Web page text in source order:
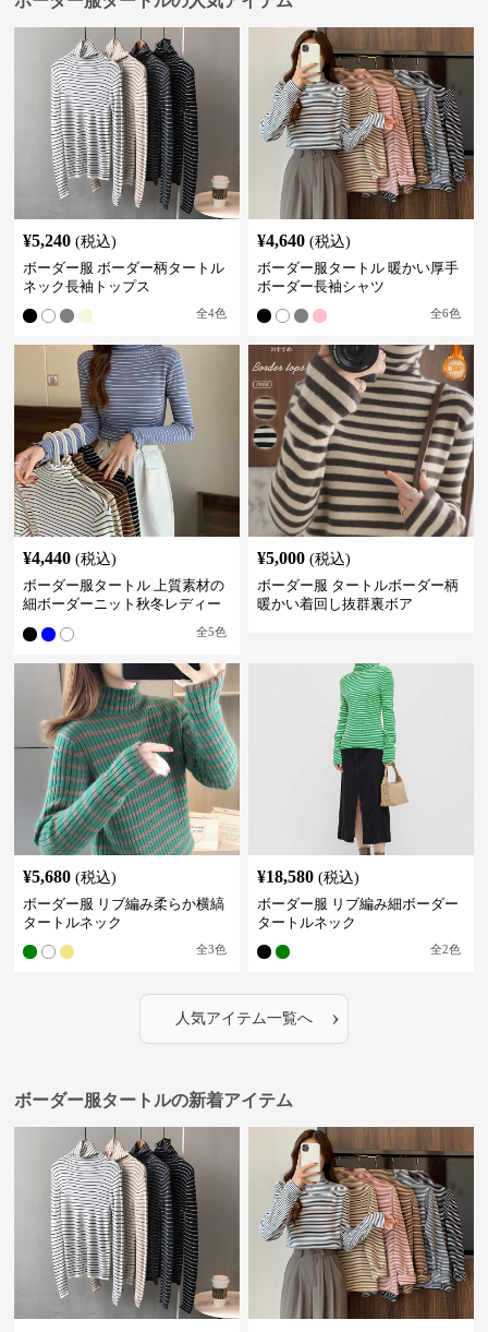
¥5,240 (税込)
ボーダー服 ボーダー柄タートル
ネック長袖トップス
全4色
¥4,640 (税込)
ボーダー服タートル 暖かい厚手
ボーダー長袖シャツ
全6色
¥4,440 (税込)
ボーダー服タートル 上質素材の
細ボーダーニット秋冬レディー
全5色
¥5,000 (税込)
ボーダー服 タートルボーダー柄
暖かい着回し抜群裏ボア
¥5,680 (税込)
ボーダー服 リブ編み柔らか横縞
タートルネック
全3色
¥18,580 (税込)
ボーダー服 リブ編み細ボーダー
タートルネック
全2色
人気アイテム一覧へ ›
ボーダー服タートルの新着アイテム